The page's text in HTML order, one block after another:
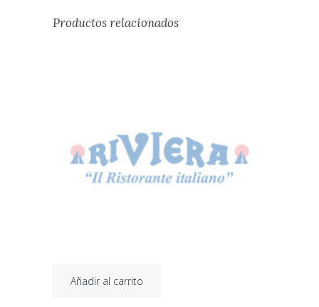
Productos relacionados
Añadir al carrito